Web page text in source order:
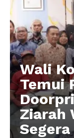
Wali
Temui
Ziarah